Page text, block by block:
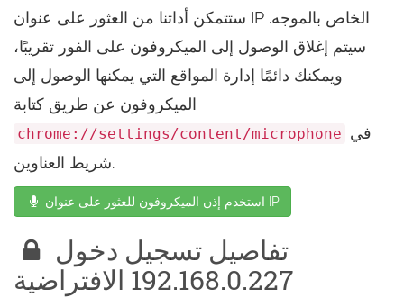
ستتمكن أداتنا من العثور على عنوان IP الخاص بالموجه.
سيتم إغلاق الوصول إلى الميكروفون على الفور تقريبًا،
ويمكنك دائمًا إدارة المواقع التي يمكنها الوصول إلى
الميكروفون عن طريق كتابة
chrome://settings/content/microphone
شريط العناوين.
استخدم إذن الميكروفون للعثور على عنوان IP
192.168.0.227 الافتراضية